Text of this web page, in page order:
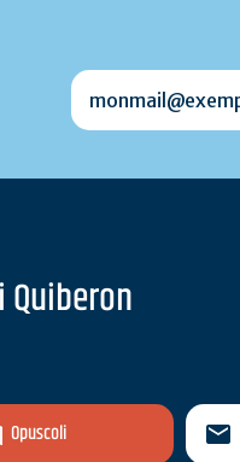
Opuscoli